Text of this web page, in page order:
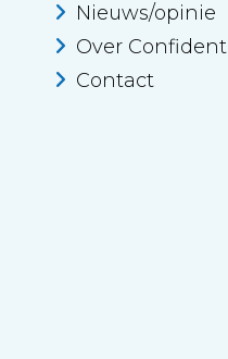
Nieuws/opinie
Over Confident
Contact